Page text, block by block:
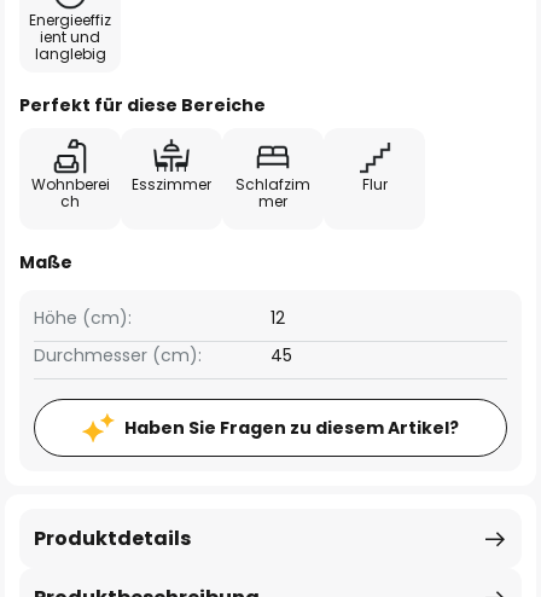
Energieeffiz
ient und
langlebig
Perfekt für diese Bereiche
Wohnberei
ch
Esszimmer
Schlafzim
mer
Flur
Maße
Höhe (cm):
12
Durchmesser (cm):
45
Haben Sie Fragen zu diesem Artikel?
Produktdetails